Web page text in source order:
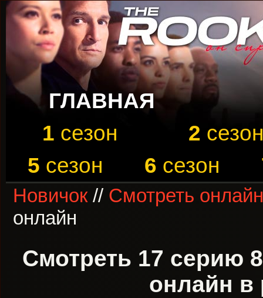
ГЛАВНАЯ
1 сезон 2 сезон
5 сезон 6 сезон
Новичок// Смотреть
онлайн
Смотреть 17 серию
онлайн в